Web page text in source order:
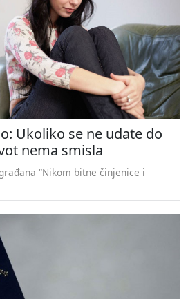
Ukoliko se ne udate do
nema smisla
“Nikom bitne činjenice i